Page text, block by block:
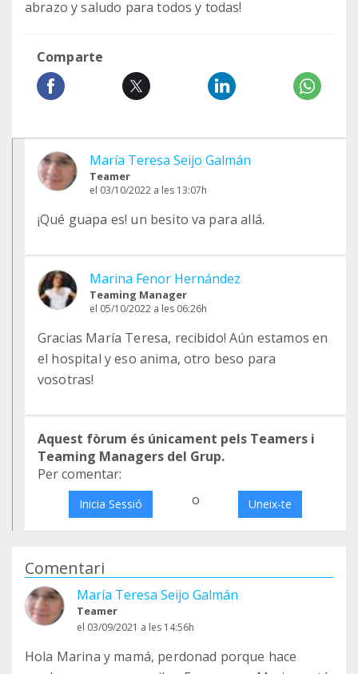
abrazo y saludo para todos y todas!
Comparte
María Teresa Seijo Galmán
Teamer
el 03/10/2022 a les 13:07h
¡Qué guapa es! un besito va para allá.
Marina Fenor Hernández
Teaming Manager
el 05/10/2022 a les 06:26h
Gracias María Teresa, recibido! Aún estamos en
el hospital y eso anima, otro beso para
vosotras!
Aquest fòrum és únicament pels Teamers i
Teaming Managers del Grup.
Per comentar:
Inicia Sessió o Uneix-te
Comentari
María Teresa Seijo Galmán
Teamer
el 03/09/2021 a les 14:56h
Hola Marina y mamá, perdonad porque hace